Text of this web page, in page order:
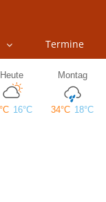
Termine